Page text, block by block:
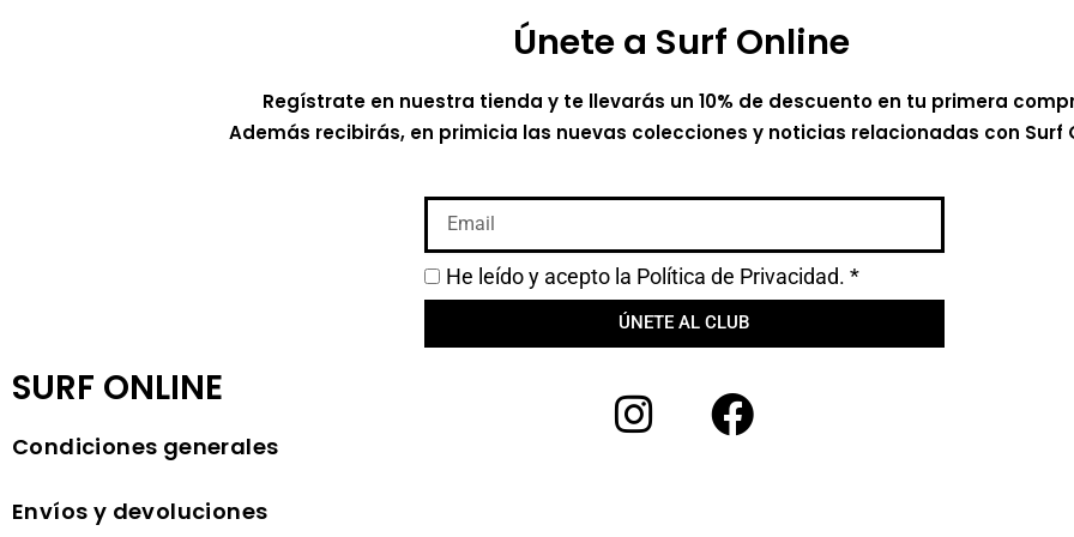
Únete a Surf Online
Regístrate en nuestra tienda y te llevarás un 10% de descuento en tu primera
Además recibirás, en primicia las nuevas colecciones y noticias relacionadas con Surf
He leído y acepto la Política de Privacidad. *
ÚNETE AL CLUB
SURF ONLINE
Condiciones generales
Envíos y devoluciones